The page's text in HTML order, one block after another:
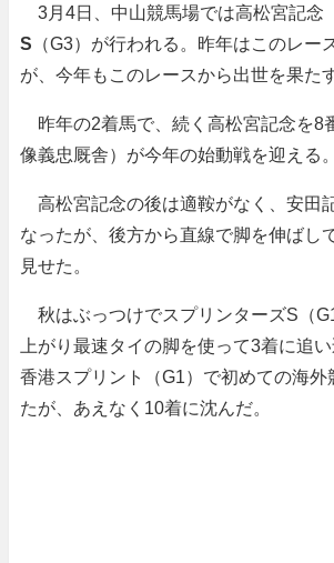
3月4日、中山競馬場では高松宮記念
S （G3）が行われる。昨年はこのレ
が、今年もこのレースから出世を果た
昨年の2着馬で、続く高松宮記念を8
像義忠厩舎）が今年の始動戦を迎える。
高松宮記念の後は適鞍がなく、安田
なったが、後方から直線で脚を伸ばし
見せた。
秋はぶっつけでスプリンターズS（
上がり最速タイの脚を使って3着に追
香港スプリント（G1）で初めての海
たが、あえなく10着に沈んだ。